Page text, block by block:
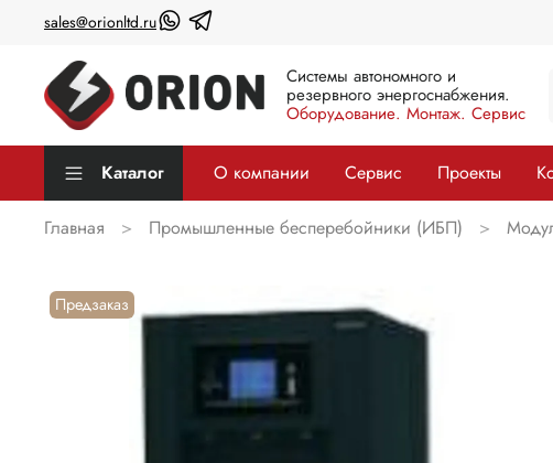
sales@orionltd.ru
Системы автономного и
резервного энергоснабжения.
Оборудование. Монтаж. Сервис
Каталог О компании Сервис Проекты
Главная Промышленные бесперебойники (ИБП)
Предзаказ